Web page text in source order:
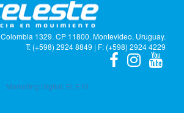
Colombia 1329. CP 11800. Montevideo, Uruguay.
T: (+598) 2924 8849 | F: (+598) 2924 4229
Marketing Digital: ELE10